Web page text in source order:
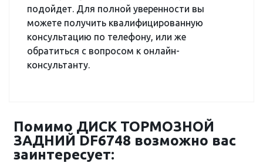
подойдет. Для полной уверенности вы
можете получить квалифицированную
консультацию по телефону, или же
обратиться с вопросом к онлайн-
консультанту.
Помимо ДИСК ТОРМОЗНОЙ
ЗАДНИЙ DF6748 возможно вас
заинтересует: